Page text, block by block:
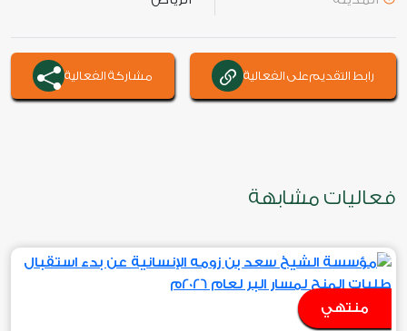
رابط التقديم على الفعالية مشاركة الفعالية
فعاليات مشابهة
منتهي